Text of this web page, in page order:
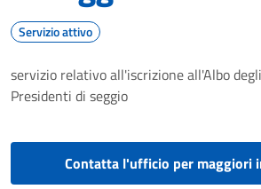
Servizio attivo
servizio relativo all'iscrizione all'Albo
Presidenti di seggio
Contatta l'ufficio per maggiori